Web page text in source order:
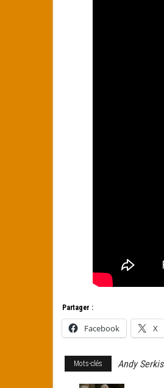
Partager :
Facebook X
Mots-clés Andy Serkis